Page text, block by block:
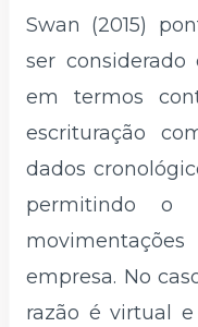
Swan (2015)
ser
em termos
escrituração
dados
permitindo o
empresa. No
razão é virtual